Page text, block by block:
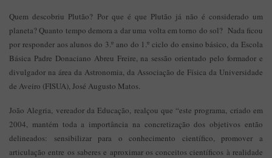
Quem descobriu Plutão? Por que é que Plutão já não é considerado um
planeta? Quanto tempo demora a dar uma volta em torno do sol? Nada ficou
por responder aos alunos do 3.º ano do 1.º ciclo do ensino básico, da Escola
Básica Padre Donaciano Abreu Freire, na sessão orientado pelo formador e
divulgador na área da Astronomia, da Associação de Física da Universidade
de Aveiro (FISUA), José Augusto Matos.
João Alegria, vereador da Educação, realçou que “este programa, criado em
2004, mantém toda a importância na concretização dos objetivos então
delineados: sensibilizar para o conhecimento científico, promover a
articulação entre os saberes e aproximar os conceitos científicos à realidade